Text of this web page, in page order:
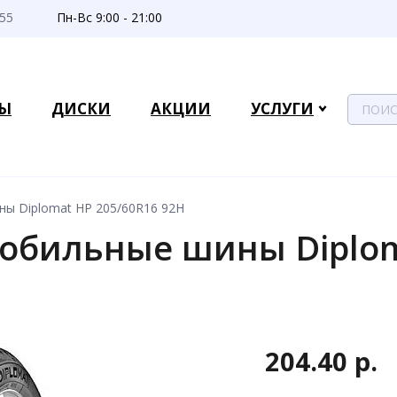
Пн-Вс 9:00 - 21:00
ДИСКИ АКЦИИ УСЛУГИ
Diplomat HP 205/60R16 92H
шины
204.40 р.